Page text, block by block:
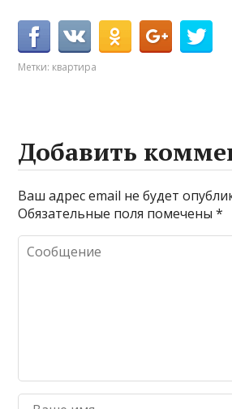
Метки: квартира
Добавить
Ваш адрес email не будет
Обязательные поля помечены*